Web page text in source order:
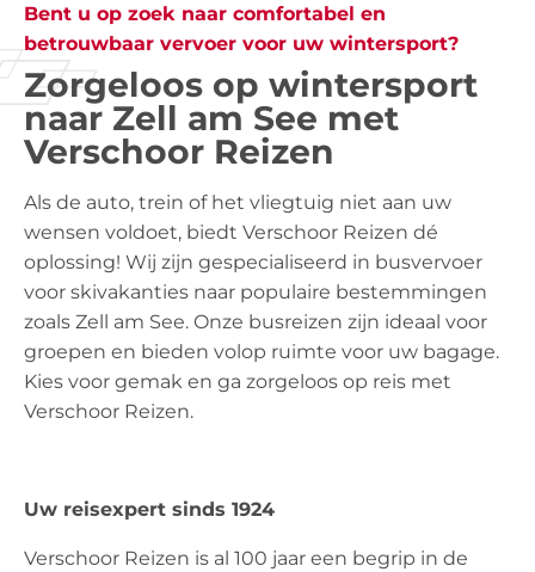
Bent u op zoek naar comfortabel en
betrouwbaar vervoer voor uw wintersport?
Zorgeloos op wintersport
naar Zell am See met
Verschoor Reizen
Als de auto, trein of het vliegtuig niet aan uw
wensen voldoet, biedt Verschoor Reizen dé
oplossing! Wij zijn gespecialiseerd in busvervoer
voor skivakanties naar populaire bestemmingen
zoals Zell am See. Onze busreizen zijn ideaal voor
groepen en bieden volop ruimte voor uw bagage.
Kies voor gemak en ga zorgeloos op reis met
Verschoor Reizen.
Uw reisexpert sinds 1924
Verschoor Reizen is al 100 jaar een begrip in de